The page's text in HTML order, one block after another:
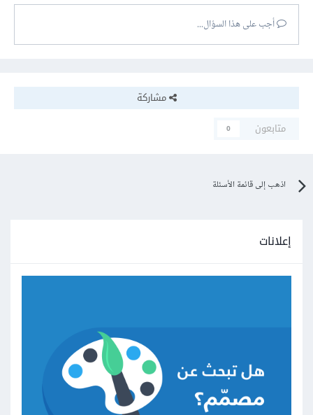
أجب على هذا السؤال...
مشاركة
متابعون
0
اذهب إلى قائمة الأسئلة
إعلانات